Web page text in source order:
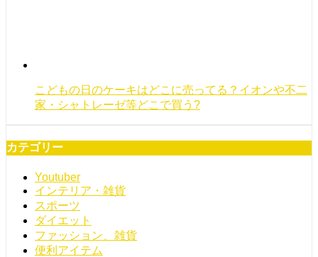
こどもの日のケーキはどこに売ってる？イオンや不二
家・シャトレーゼ等どこで買う?
カテゴリー
Youtuber
インテリア・雑貨
スポーツ
ダイエット
ファッション、雑貨
便利アイテム